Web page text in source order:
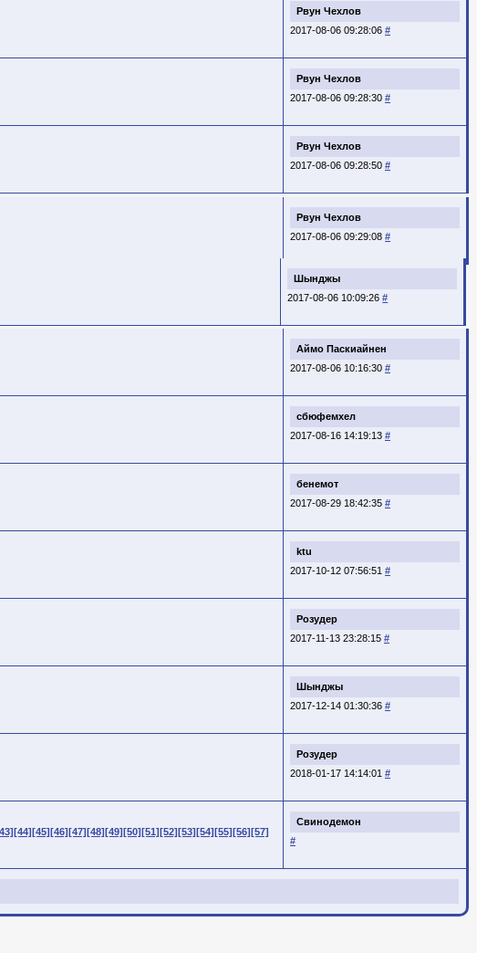
Рвун Чехлов
2017-08-06 09:28:06 #
Рвун Чехлов
2017-08-06 09:28:30 #
Рвун Чехлов
2017-08-06 09:28:50 #
Шынджы
2017-08-06 10:09:26#
Аймо Паскиайнен
2017-08-06 10:16:30 #
сбюфемхел
2017-08-16 14:19:13 #
бенемот
2017-08-29 18:42:35 #
ktu
2017-10-12 07:56:51 #
Розудер
2017-11-13 23:28:15 #
Шынджы
2017-12-14 01:30:36 #
Розудер
2018-01-17 14:14:01 #
Свинодемон
#
[44][45][46][47][48][49][50][51][52][53][54][55][56][57]